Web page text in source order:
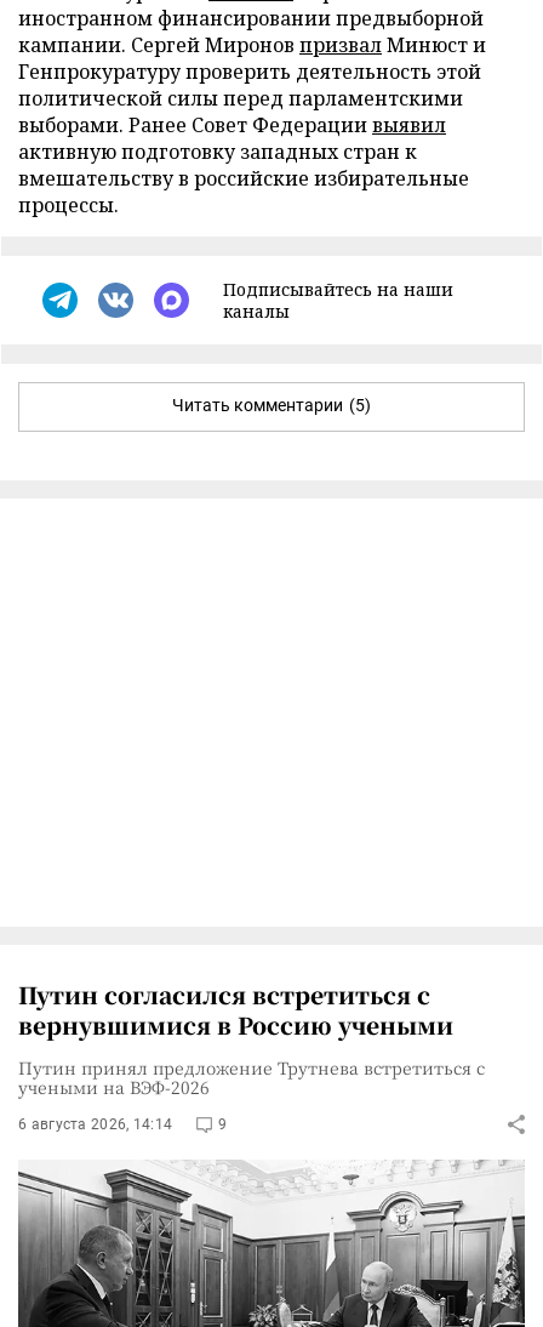
иностранном финансировании предвыборной
кампании. Сергей Миронов призвалМинюст и
Генпрокуратуру проверить деятельность этой
политической силы перед парламентскими
выборами. Ранее Совет Федерациивыявил
активную подготовку западных стран к
вмешательству в российские избирательные
процессы.
Подписывайтесь на наши
каналы
Читать комментарии (5)
Путин согласился встретиться с
вернувшимися в Россию учеными
Путин принял предложение Трутнева встретиться с
учеными на ВЭФ-2026
6 августа 2026, 14:14 9